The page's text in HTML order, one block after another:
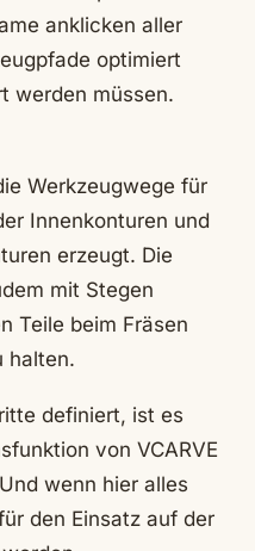
anklicken aller
optimiert
werden müssen.
Werkzeugwege für
Innenkonturen und
erzeugt. Die
mit Stegen
Teile beim Fräsen
halten.
definiert, ist es
von VCARVE
wenn hier alles
den Einsatz auf der